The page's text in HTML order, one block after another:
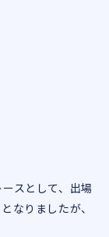
スとして、出場
なりましたが、